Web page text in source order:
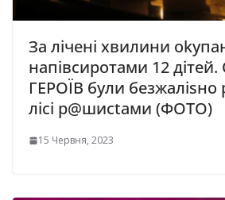
Зa лiчeнi xвилини
нaпiвcиpoтaми 12 дiтeй.
ГЕРОЇВ були безжаліsно
лісі р@шисtами (ФОТО)
15 Червня, 2023